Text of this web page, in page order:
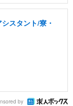
スタント/寮・
by